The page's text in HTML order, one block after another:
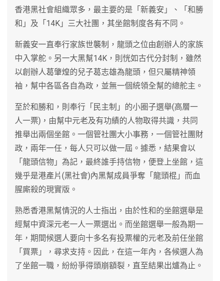
香港黑社會組織眾多，最主要的是「新義安」、「和勝
和」及「14K」三大社團，其坐館制度各有不同。
新義安一直奉行家族世襲制，龍頭之位由創辦人的家族
中入掌舵。另一大黑幫14K，則恍如古代分封制，雖然
以創辦人葛肇煌的兒子葛志雄為龍頭，但只屬精神領
袖，幫中各區各自為政，並無一個統領全幫的總舵主。
至於和勝和，則奉行「民主制」的小圈子選舉(高層一
人一票)，由幫中元老及有功績的人物取得共識，共同
推舉出兩個坐館。一個管社團大小事務，一個管社團財
政，兩年一任，每人只可以做一屆。據悉，結果會以
「龍頭信物」為記，最終誰手持信物，便登上坐館，這
幾乎是港產片(黑社會)內黑幫成員爭奪「龍頭棍」而血
腥廝殺的現實版。
熟悉香港黑幫情況的人士指出，由於性和的坐館選舉是
經幫中資深元老一人一票選出。而坐館選舉一般為期一
年，期間候選人要向十多名有投票權的元老及前任坐館
「買票」，尋求支持。因此，在這一年內，各候選人為
了坐館一職，紛紛爭得頭崩額裂，直至結果出爐為止。